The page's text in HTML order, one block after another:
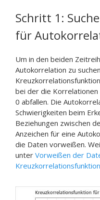
Schritt 1:
für
Um in den beiden
Autokorrelation zu
bei der die Korrelationen
0 abfallen. Die
Schwierigkeiten beim
Beziehungen zwischen
Anzeichen für eine
die Daten vorweißen.
unter Vorweißen der
Kreuzkorrelationsfunktion